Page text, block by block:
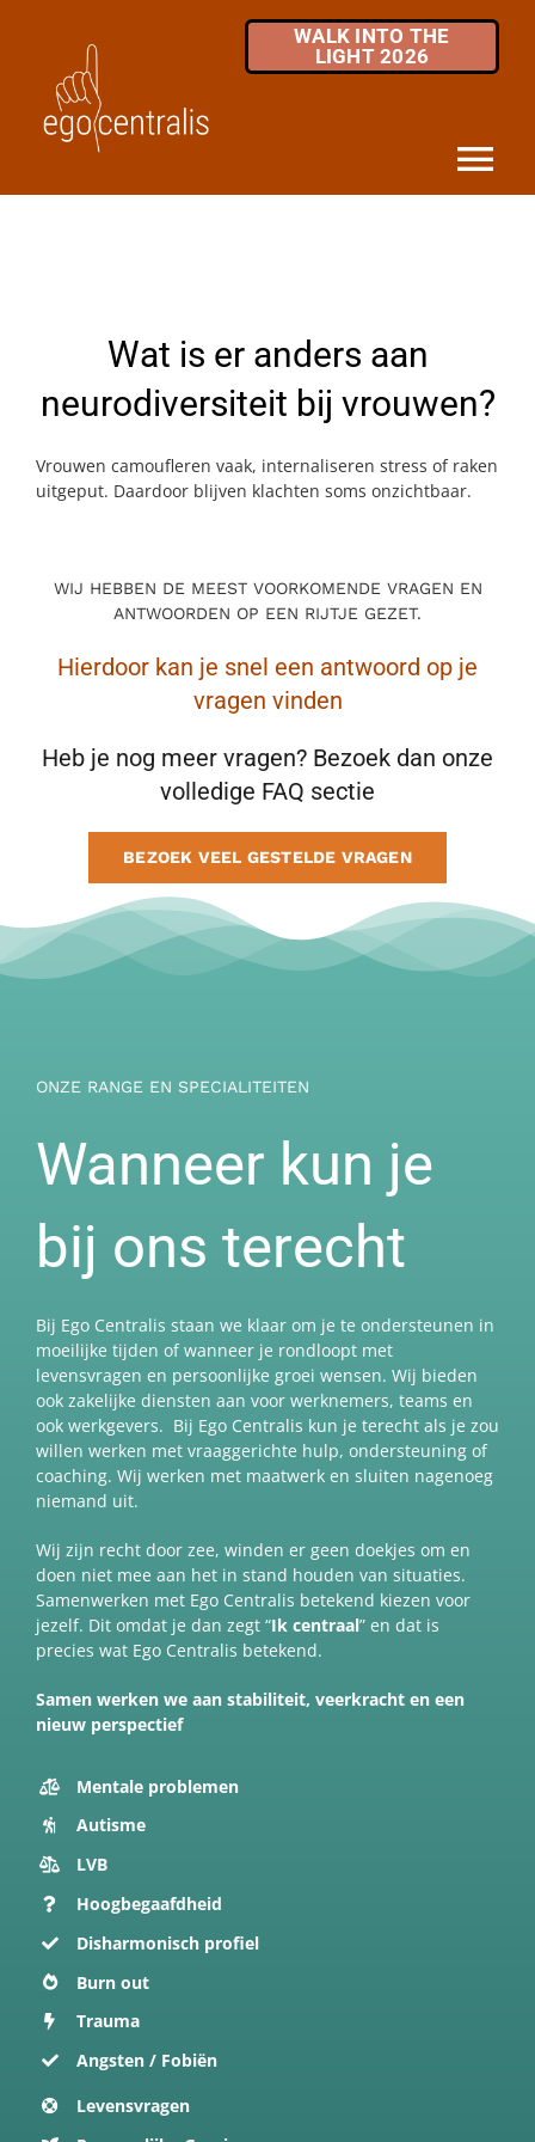
WALK INTO THE
LIGHT 2026
MKB / ZZP
OVER ONS
INFOTHEEK
BLOG
Wat is er anders aan
neurodiversiteit bij vrouwen?
Vrouwen camoufleren vaak, internaliseren stress of raken
uitgeput. Daardoor blijven klachten soms onzichtbaar.
WIJ HEBBEN DE MEEST VOORKOMENDE VRAGEN EN
ANTWOORDEN OP EEN RIJTJE GEZET.
Hierdoor kan je snel een antwoord op je
vragen vinden
Heb je nog meer vragen? Bezoek dan onze
volledige FAQ sectie
BEZOEK VEEL GESTELDE VRAGEN
ONZE RANGE EN SPECIALITEITEN
Wanneer kun je
bij ons terecht
Bij Ego Centralis staan we klaar om je te ondersteunen in
moeilijke tijden of wanneer je rondloopt met
levensvragen en persoonlijke groei wensen. Wij bieden
ook zakelijke diensten aan voor werknemers, teams en
ook werkgevers. Bij Ego Centralis kun je terecht als je zou
willen werken met vraaggerichte hulp, ondersteuning of
coaching. Wij werken met maatwerk en sluiten nagenoeg
niemand uit.
Wij zijn recht door zee, winden er geen doekjes om en
doen niet mee aan het in stand houden van situaties.
Samenwerken met Ego Centralis betekend kiezen voor
jezelf. Dit omdat je dan zegt “Ik centraal” en dat is
precies wat Ego Centralis betekend.
Samen werken we aan stabiliteit, veerkracht en een
nieuw perspectief
Mentale problemen
Autisme
LVB
Hoogbegaafdheid
Disharmonisch profiel
Burn out
Trauma
Angsten / Fobiën
Levensvragen